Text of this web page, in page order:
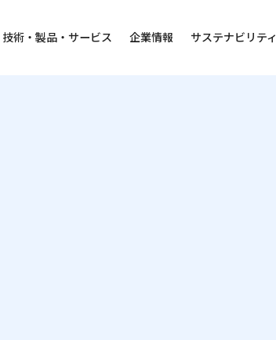
技術・製品・サービス 企業情報 サステナビリティ